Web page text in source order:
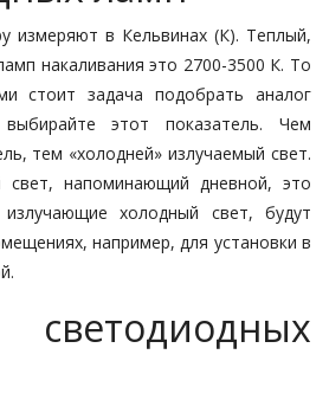
измеряют в Кельвинах (К). Теплый,
накаливания это 2700-3500 К. То
стоит задача подобрать аналог
этот показатель. Чем
тем «холодней» излучаемый свет.
свет, напоминающий дневной, это
холодный свет, будут
например, для установки в